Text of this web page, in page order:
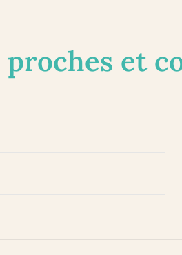
proches et